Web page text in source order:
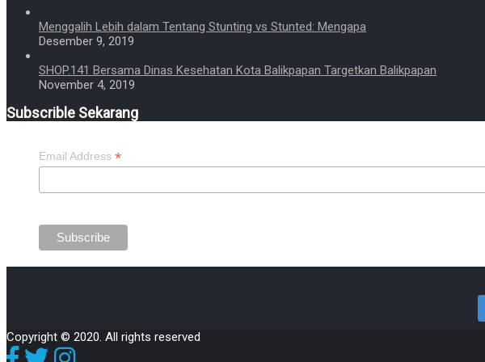
Menggalih Lebih dalam Tentang Stunting vs Stunted: Mengapa
Desember 9, 2019
SHOP.141 Bersama Dinas Kesehatan Kota Balikpapan Targetkan Balikpapan
November 4, 2019
Subscrible Sekarang
Email Address *
Copyright © 2020. All rights reserved